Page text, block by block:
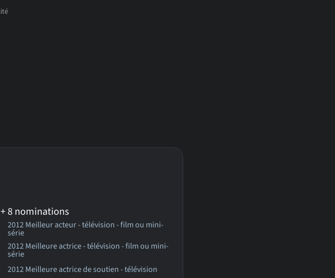
+ 8 nominations
2012 Meilleur acteur - télévision - film ou mini-
série
2012 Meilleure actrice - télévision - film ou mini-
série
2012 Meilleure actrice de soutien - télévision